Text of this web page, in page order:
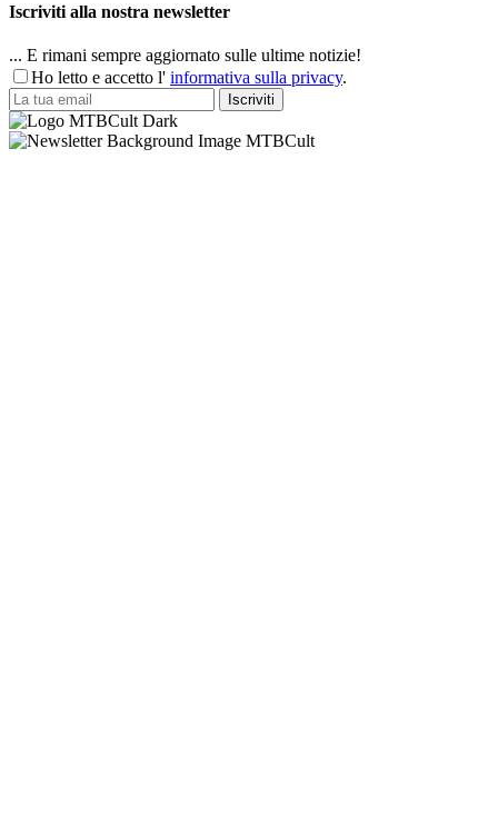
Iscriviti alla nostra newsletter
... E rimani sempre aggiornato sulle ultime notizie!
Ho letto e accetto l' informativa sulla privacy.